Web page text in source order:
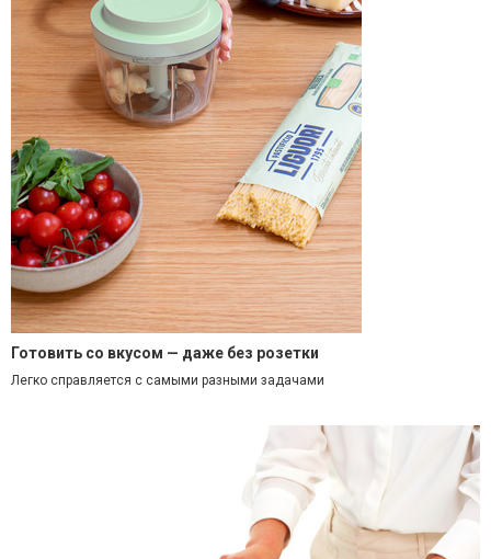
Готовить со вкусом — даже без розетки
Легко справляется с самыми разными задачами